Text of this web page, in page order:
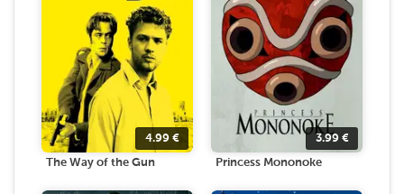
4.99 €
The Way of the Gun
3.99 €
Princess Mononoke